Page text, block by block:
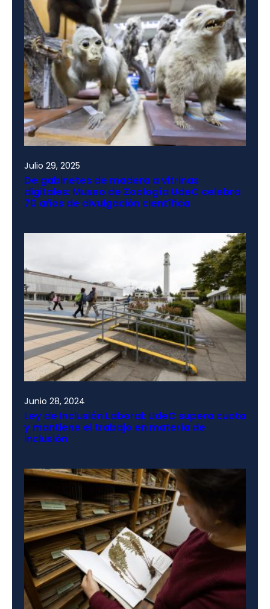
Julio 29, 2025
De gabinetes de madera a vitrinas
digitales: Museo de Zoología UdeC celebra
70 años de divulgación científica
Junio 28, 2024
Ley de Inclusión Laboral: UdeC supera cuota
y mantiene el trabajo en materia de
inclusión